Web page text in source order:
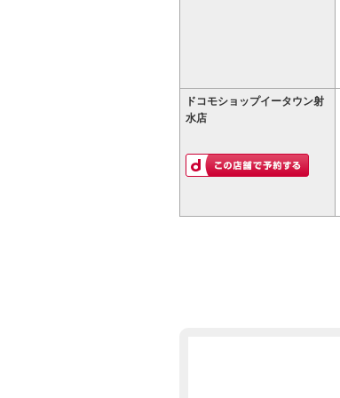
ドコモショップイータウン射
水店